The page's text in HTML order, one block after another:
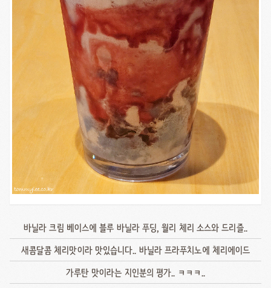
바닐라 크림 베이스에 블루 바닐라 푸딩, 월리 체리 소스와 드리즐..
새콤달콤 체리맛이라 맛있습니다.. 바닐라 프라푸치노에 체리에이드
가루탄 맛이라는 지인분의 평가.. ㅋㅋㅋ..